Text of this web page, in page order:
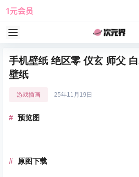
1元会员
手机壁纸 绝区零 仪玄 师父
壁纸
游戏插画 25年11月19日
预览图
原图下载